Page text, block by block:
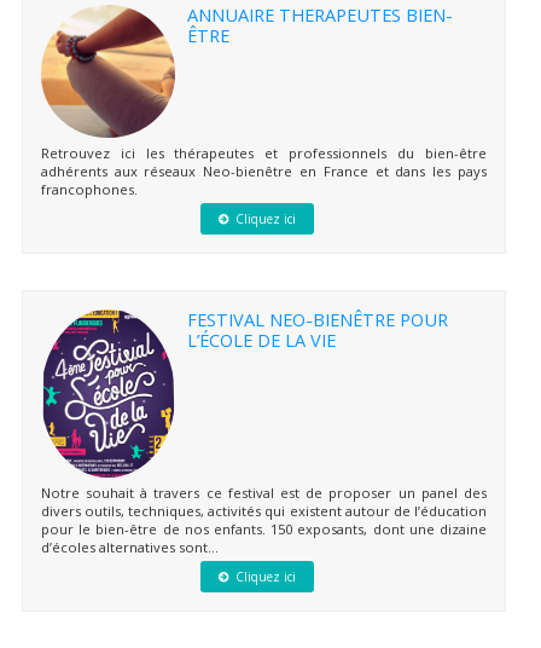
ANNUAIRE THERAPEUTES BIEN-
ÊTRE
Retrouvez ici les thérapeutes et professionnels du bien-être
adhérents aux réseaux Neo-bienêtre en France et dans les pays
francophones.
Cliquez ici
FESTIVAL NEO-BIENÊTRE POUR
L’ÉCOLE DE LA VIE
Notre souhait à travers ce festival est de proposer un panel des
divers outils, techniques, activités qui existent autour de l’éducation
pour le bien-être de nos enfants. 150 exposants, dont une dizaine
d’écoles alternatives sont...
Cliquez ici